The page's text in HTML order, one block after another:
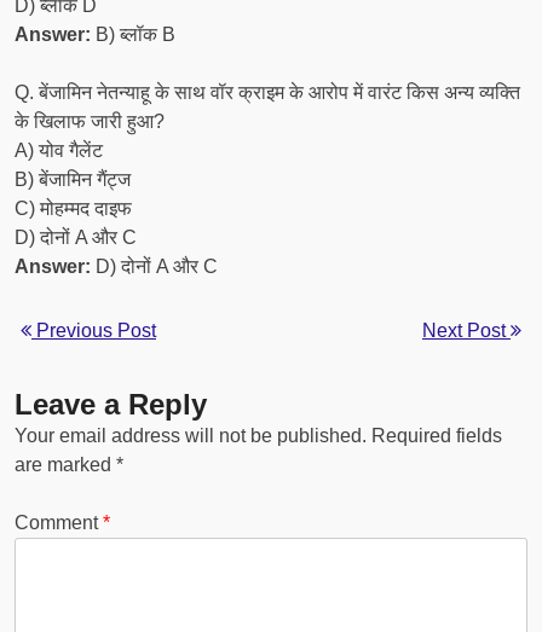
D) ब्लॉक D
Answer: B) ब्लॉक B
Q. बेंजामिन नेतन्याहू के साथ वॉर क्राइम के आरोप में वारंट किस अन्य व्यक्ति
के खिलाफ जारी हुआ?
A) योव गैलेंट
B) बेंजामिन गैंट्ज
C) मोहम्मद दाइफ
D) दोनों A और C
Answer: D) दोनों A और C
Previous Post Next Post
Leave a Reply
Your email address will not be published. Required fields
are marked *
Comment*